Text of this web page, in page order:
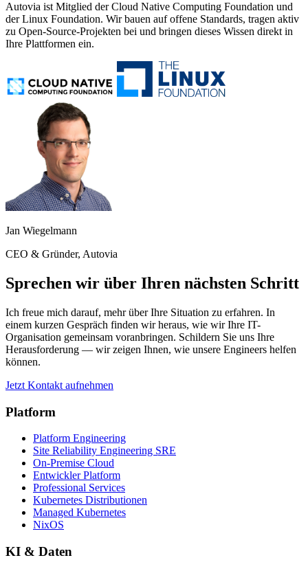
Autovia ist Mitglied der Cloud Native Computing Foundation und
der Linux Foundation. Wir bauen auf offene Standards, tragen aktiv
zu Open-Source-Projekten bei und bringen dieses Wissen direkt in
Ihre Plattformen ein.
Jan Wiegelmann
CEO & Gründer, Autovia
Sprechen wir über Ihren nächsten Schritt
Ich freue mich darauf, mehr über Ihre Situation zu erfahren. In
einem kurzen Gespräch finden wir heraus, wie wir Ihre IT-
Organisation gemeinsam voranbringen. Schildern Sie uns Ihre
Herausforderung — wir zeigen Ihnen, wie unsere Engineers helfen
können.
Jetzt Kontakt aufnehmen
Platform
Platform Engineering
Site Reliability Engineering SRE
On-Premise Cloud
Entwickler Platform
Professional Services
Kubernetes Distributionen
Managed Kubernetes
NixOS
KI & Daten